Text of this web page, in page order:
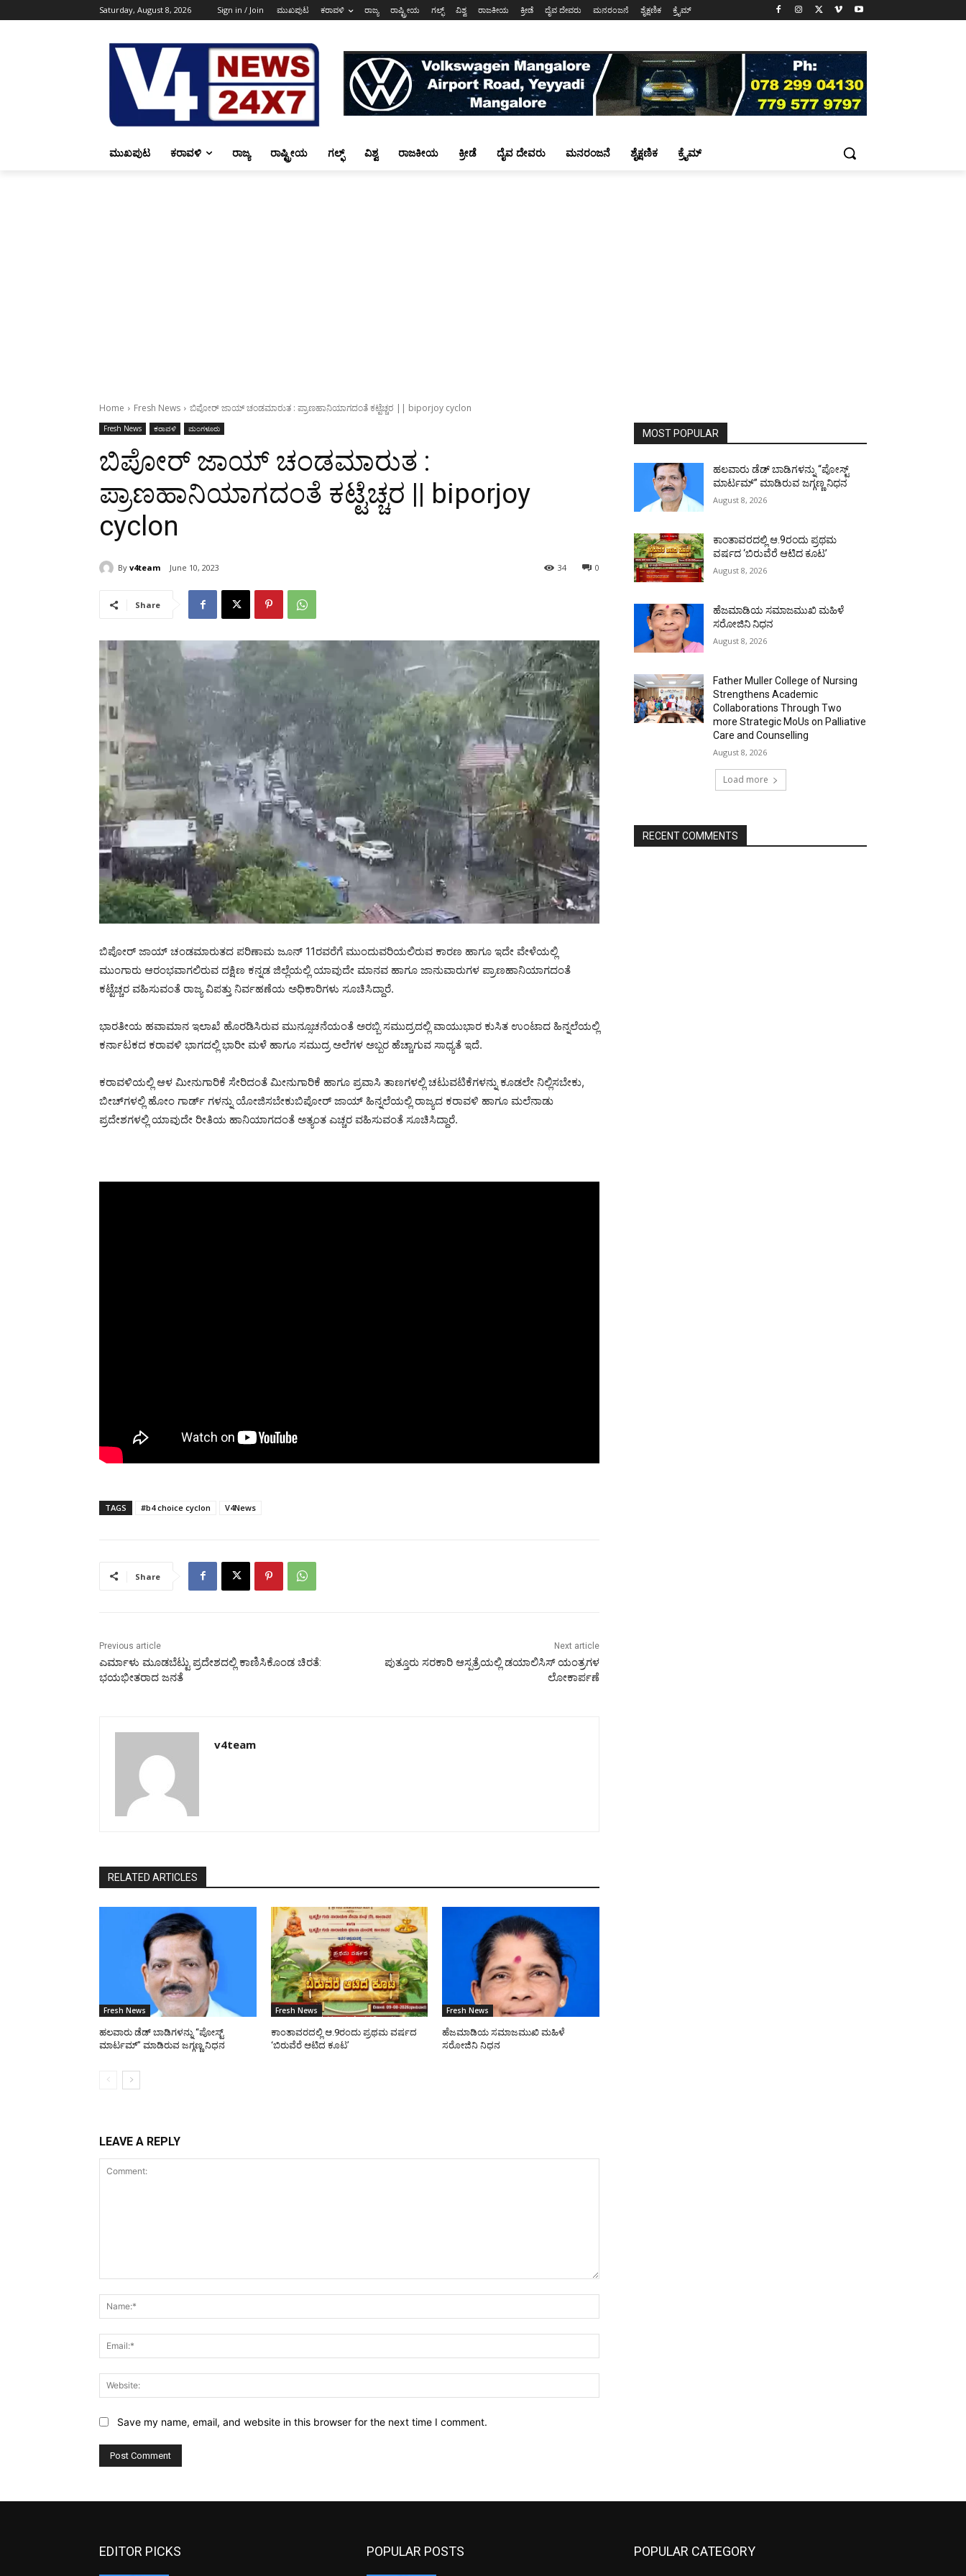
Saturday, August 8, 2026 Sign in / Join ಮುಖಪುಟ ಕರಾವಳಿ ರಾಜ್ಯ ರಾಷ್ಟ್ರೀಯ ಗಲ್ಫ್ ವಿಶ್ವ ರಾಜಕೀಯ ಕ್ರೀಡೆ ದೈವ ದೇವರು ಮನರಂಜನೆ ಶೈಕ್ಷಣಿಕ ಕ್ರೈಮ್
ಮುಖಪುಟ ಕರಾವಳಿ ರಾಜ್ಯ ರಾಷ್ಟ್ರೀಯ ಗಲ್ಫ್ ವಿಶ್ವ ರಾಜಕೀಯ ಕ್ರೀಡೆ ದೈವ ದೇವರು ಮನರಂಜನೆ ಶೈಕ್ಷಣಿಕ ಕ್ರೈಮ್
Home Fresh News ಬಿಪೋರ್ ಜಾಯ್ ಚಂಡಮಾರುತ : ಪ್ರಾಣಹಾನಿಯಾಗದಂತೆ ಕಟ್ಟೆಚ್ಚರ || biporjoy cyclon
Fresh News ಕರಾವಳಿ ಮಂಗಳೂರು
ಬಿಪೋರ್ ಜಾಯ್ ಚಂಡಮಾರುತ :
ಪ್ರಾಣಹಾನಿಯಾಗದಂತೆ ಕಟ್ಟೆಚ್ಚರ || biporjoy
cyclon
By v4team June 10, 2023 0
34
Share
ಬಿಪೋರ್ ಜಾಯ್ ಚಂಡಮಾರುತದ ಪರಿಣಾಮ ಜೂನ್ 11ರವರೆಗೆ ಮುಂದುವರಿಯಲಿರುವ ಕಾರಣ ಹಾಗೂ ಇದೇ ವೇಳೆಯಲ್ಲಿ
ಮುಂಗಾರು ಆರಂಭವಾಗಲಿರುವ ದಕ್ಷಿಣ ಕನ್ನಡ ಜಿಲ್ಲೆಯಲ್ಲಿ ಯಾವುದೇ ಮಾನವ ಹಾಗೂ ಜಾನುವಾರುಗಳ ಪ್ರಾಣಹಾನಿಯಾಗದಂತೆ
ಕಟ್ಟೆಚ್ಚರ ವಹಿಸುವಂತೆ ರಾಜ್ಯ ವಿಪತ್ತು ನಿರ್ವಹಣೆಯ ಅಧಿಕಾರಿಗಳು ಸೂಚಿಸಿದ್ದಾರೆ.
ಭಾರತೀಯ ಹವಾಮಾನ ಇಲಾಖೆ ಹೊರಡಿಸಿರುವ ಮುನ್ಸೂಚನೆಯಂತೆ ಅರಬ್ಬಿ ಸಮುದ್ರದಲ್ಲಿ ವಾಯುಭಾರ ಕುಸಿತ ಉಂಟಾದ ಹಿನ್ನಲೆಯಲ್ಲಿ
ಕರ್ನಾಟಕದ ಕರಾವಳಿ ಭಾಗದಲ್ಲಿ ಭಾರೀ ಮಳೆ ಹಾಗೂ ಸಮುದ್ರ ಅಲೆಗಳ ಅಬ್ಬರ ಹೆಚ್ಚಾಗುವ ಸಾಧ್ಯತೆ ಇದೆ.
ಕರಾವಳಿಯಲ್ಲಿ ಆಳ ಮೀನುಗಾರಿಕೆ ಸೇರಿದಂತೆ ಮೀನುಗಾರಿಕೆ ಹಾಗೂ ಪ್ರವಾಸಿ ತಾಣಗಳಲ್ಲಿ ಚಟುವಟಿಕೆಗಳನ್ನು ಕೂಡಲೇ ನಿಲ್ಲಿಸಬೇಕು,
ಬೀಚ್‍ಗಳಲ್ಲಿ ಹೋಂ ಗಾರ್ಡ್ ಗಳನ್ನು ಯೋಜಿಸಬೇಕುಬಿಪೋರ್ ಜಾಯ್ ಹಿನ್ನಲೆಯಲ್ಲಿ ರಾಜ್ಯದ ಕರಾವಳಿ ಹಾಗೂ ಮಲೆನಾಡು
ಪ್ರದೇಶಗಳಲ್ಲಿ ಯಾವುದೇ ರೀತಿಯ ಹಾನಿಯಾಗದಂತೆ ಅತ್ಯಂತ ಎಚ್ಚರ ವಹಿಸುವಂತೆ ಸೂಚಿಸಿದ್ದಾರೆ.
TAGS #b4 choice cyclon V4News
Share
Previous article
ಎರ್ಮಾಳು ಮೂಡಬೆಟ್ಟು ಪ್ರದೇಶದಲ್ಲಿ ಕಾಣಿಸಿಕೊಂಡ ಚಿರತೆ:
ಭಯಭೀತರಾದ ಜನತೆ
Next article
ಪುತ್ತೂರು ಸರಕಾರಿ ಆಸ್ಪತ್ರೆಯಲ್ಲಿ ಡಯಾಲಿಸಿಸ್ ಯಂತ್ರಗಳ
ಲೋಕಾರ್ಪಣೆ
v4team
RELATED ARTICLES
Fresh News
ಹಲವಾರು ಡೆಡ್ ಬಾಡಿಗಳನ್ನು “ಪೋಸ್ಟ್
ಮಾರ್ಟಮ್” ಮಾಡಿರುವ ಜಗ್ಗಣ್ಣ ನಿಧನ
Fresh News
ಕಾಂತಾವರದಲ್ಲಿ ಆ.9ರಂದು ಪ್ರಥಮ ವರ್ಷದ
‘ಬಿರುವೆರೆ ಆಟಿದ ಕೂಟ’
Fresh News
ಹೆಜಮಾಡಿಯ ಸಮಾಜಮುಖಿ ಮಹಿಳೆ
ಸರೋಜಿನಿ ನಿಧನ
LEAVE A REPLY
Save my name, email, and website in this browser for the next time I comment.
MOST POPULAR
ಹಲವಾರು ಡೆಡ್ ಬಾಡಿಗಳನ್ನು “ಪೋಸ್ಟ್
ಮಾರ್ಟಮ್” ಮಾಡಿರುವ ಜಗ್ಗಣ್ಣ ನಿಧನ
August 8, 2026
ಕಾಂತಾವರದಲ್ಲಿ ಆ.9ರಂದು ಪ್ರಥಮ
ವರ್ಷದ ‘ಬಿರುವೆರೆ ಆಟಿದ ಕೂಟ’
August 8, 2026
ಹೆಜಮಾಡಿಯ ಸಮಾಜಮುಖಿ ಮಹಿಳೆ
ಸರೋಜಿನಿ ನಿಧನ
August 8, 2026
Father Muller College of Nursing
Strengthens Academic
Collaborations Through Two
more Strategic MoUs on Palliative
Care and Counselling
August 8, 2026
Load more
RECENT COMMENTS
EDITOR PICKS POPULAR POSTS POPULAR CATEGORY